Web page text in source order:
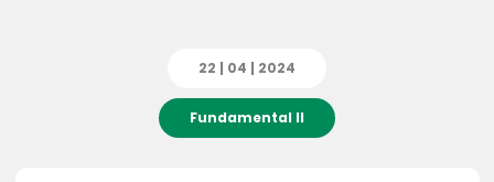
22 | 04 | 2024
Fundamental II